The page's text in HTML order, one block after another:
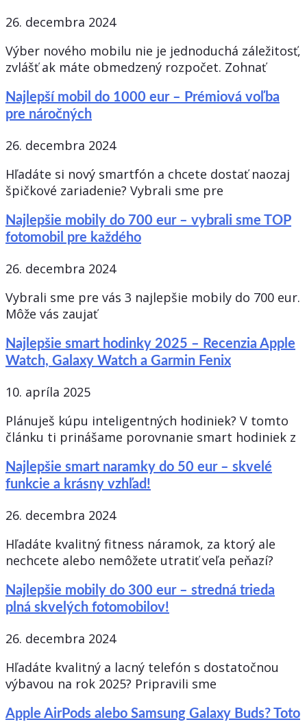
26. decembra 2024
Výber nového mobilu nie je jednoduchá záležitosť,
zvlášť ak máte obmedzený rozpočet. Zohnať
Najlepší mobil do 1000 eur – Prémiová voľba
pre náročných
26. decembra 2024
Hľadáte si nový smartfón a chcete dostať naozaj
špičkové zariadenie? Vybrali sme pre
Najlepšie mobily do 700 eur – vybrali sme TOP
fotomobil pre každého
26. decembra 2024
Vybrali sme pre vás 3 najlepšie mobily do 700 eur.
Môže vás zaujať
Najlepšie smart hodinky 2025 – Recenzia Apple
Watch, Galaxy Watch a Garmin Fenix
10. apríla 2025
Plánuješ kúpu inteligentných hodiniek? V tomto
článku ti prinášame porovnanie smart hodiniek z
Najlepšie smart naramky do 50 eur – skvelé
funkcie a krásny vzhľad!
26. decembra 2024
Hľadáte kvalitný fitness náramok, za ktorý ale
nechcete alebo nemôžete utratiť veľa peňazí?
Najlepšie mobily do 300 eur – stredná trieda
plná skvelých fotomobilov!
26. decembra 2024
Hľadáte kvalitný a lacný telefón s dostatočnou
výbavou na rok 2025? Pripravili sme
Apple AirPods alebo Samsung Galaxy Buds? Toto